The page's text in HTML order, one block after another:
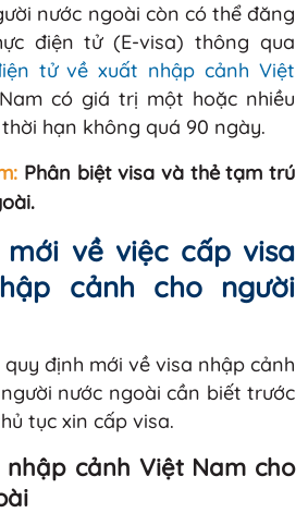
nước ngoài còn có thể đăng
điện tử (E-visa) thông qua
tử về xuất nhập cảnh Việt
có giá trị một hoặc nhiều
hạn không quá 90 ngày.
Phân biệt visa và thẻ tạm trú
mới về việc cấp visa
cảnh cho người
định mới về visa nhập cảnh
nước ngoài cần biết trước
tục xin cấp visa.
nhập cảnh Việt Nam cho